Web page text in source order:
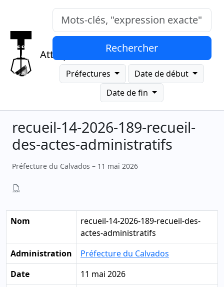
Attrap
Mots-clés, "expression exacte"
Rechercher
Préfectures
Date de début
Date de fin
recueil-14-2026-189-recueil-
des-actes-administratifs
Préfecture du Calvados – 11 mai 2026
Nom
recueil-14-2026-189-recueil-des-
actes-administratifs
Administration
Préfecture du Calvados
Date
11 mai 2026